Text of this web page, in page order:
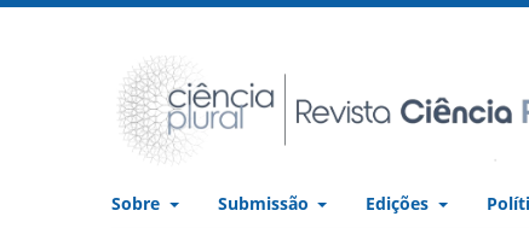
Sobre Submissão Edições